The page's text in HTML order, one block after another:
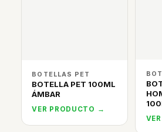
BOTELLAS PET
BOTELLA PET 100ML
ÁMBAR
VER PRODUCTO →